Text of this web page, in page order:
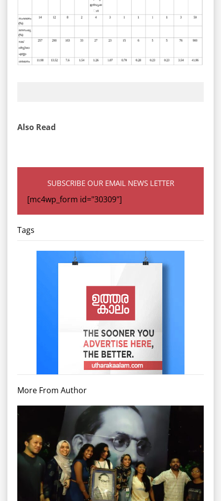
Also Read
SUBSCRIBE OUR EMAIL NEWS LETTER
[mc4wp_form id="30309"]
Tags
More From Author